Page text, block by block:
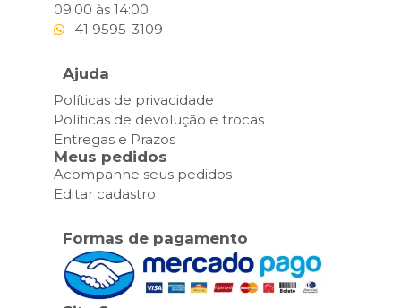
09:00 às 14:00
41 9595-3109
Ajuda
Políticas de privacidade
Políticas de devolução e trocas
Entregas e Prazos
Meus pedidos
Acompanhe seus pedidos
Editar cadastro
Formas de pagamento